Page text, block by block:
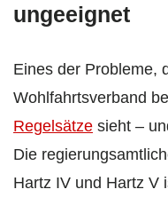
ungeeignet
Eines der Probleme,
Wohlfahrtsverband
Regelsätze sieht –
Die
Hartz IV und Hartz V